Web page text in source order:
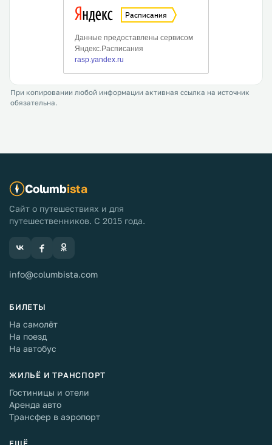
При копировании любой информации активная ссылка на источник
обязательна.
Columbista
Сайт о путешествиях и для
путешественников. С 2015 года.
info@columbista.com
БИЛЕТЫ
На самолёт
На поезд
На автобус
ЖИЛЬЁ И ТРАНСПОРТ
Гостиницы и отели
Аренда авто
Трансфер в аэропорт